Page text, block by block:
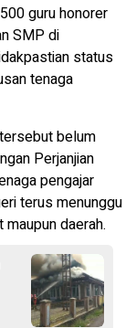
guru honorer
SMP di
status
tenaga
belum
Perjanjian
pengajar
terus menunggu
daerah.